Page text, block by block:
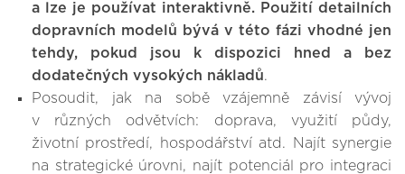
a lze je používat interaktivně. Použití detailních
dopravních modelů bývá v této fázi vhodné jen
tehdy, pokud jsou k dispozici hned a bez
dodatečných vysokých nákladů.
Posoudit, jak na sobě vzájemně závisí vývoj
v různých odvětvích: doprava, využití půdy,
životní prostředí, hospodářství atd. Najít synergie
na strategické úrovni, najít potenciál pro integraci